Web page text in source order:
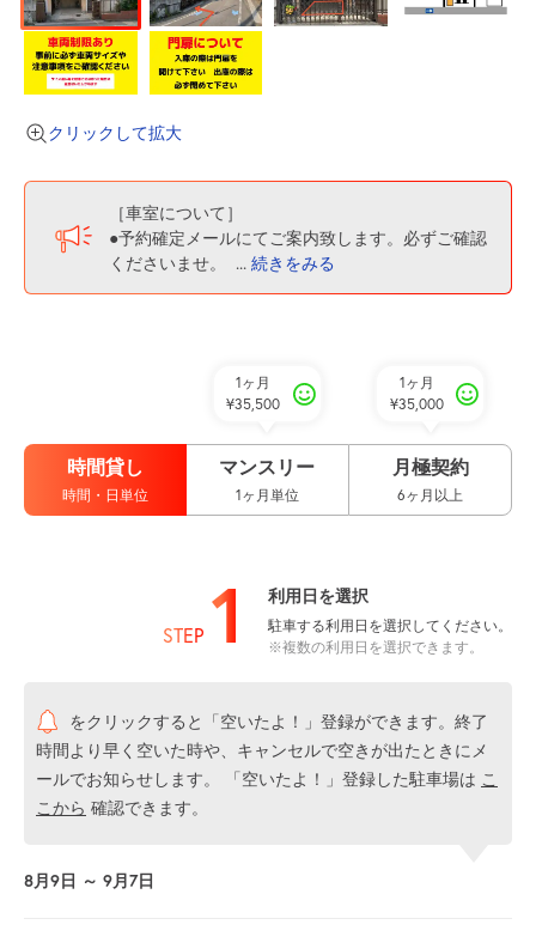
クリックして拡大
［車室について］
●予約確定メールにてご案内致します。必ずご確認
くださいませ。
... 続きをみる
時間貸し
時間・日単位
1ヶ月
¥35,500
マンスリー
1ヶ月単位
1ヶ月
¥35,000
月極契約
6ヶ月以上
STEP 1 利用日を選択
駐車する利用日を選択してください。
※複数の利用日を選択できます。
をクリックすると「空いたよ！」登録ができます。終了
時間より早く空いた時や、キャンセルで空きが出たときにメ
ールでお知らせします。 「空いたよ！」登録した駐車場は こ
こから 確認できます。
8月9日 ～ 9月7日